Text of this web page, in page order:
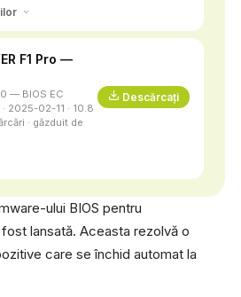
F1 Pro —
— BIOS EC
2025-02-11 · 10.8
· găzduit de
Descărcați
ului BIOS pentru
fost lansată. Aceasta rezolvă o
care se închid automat la